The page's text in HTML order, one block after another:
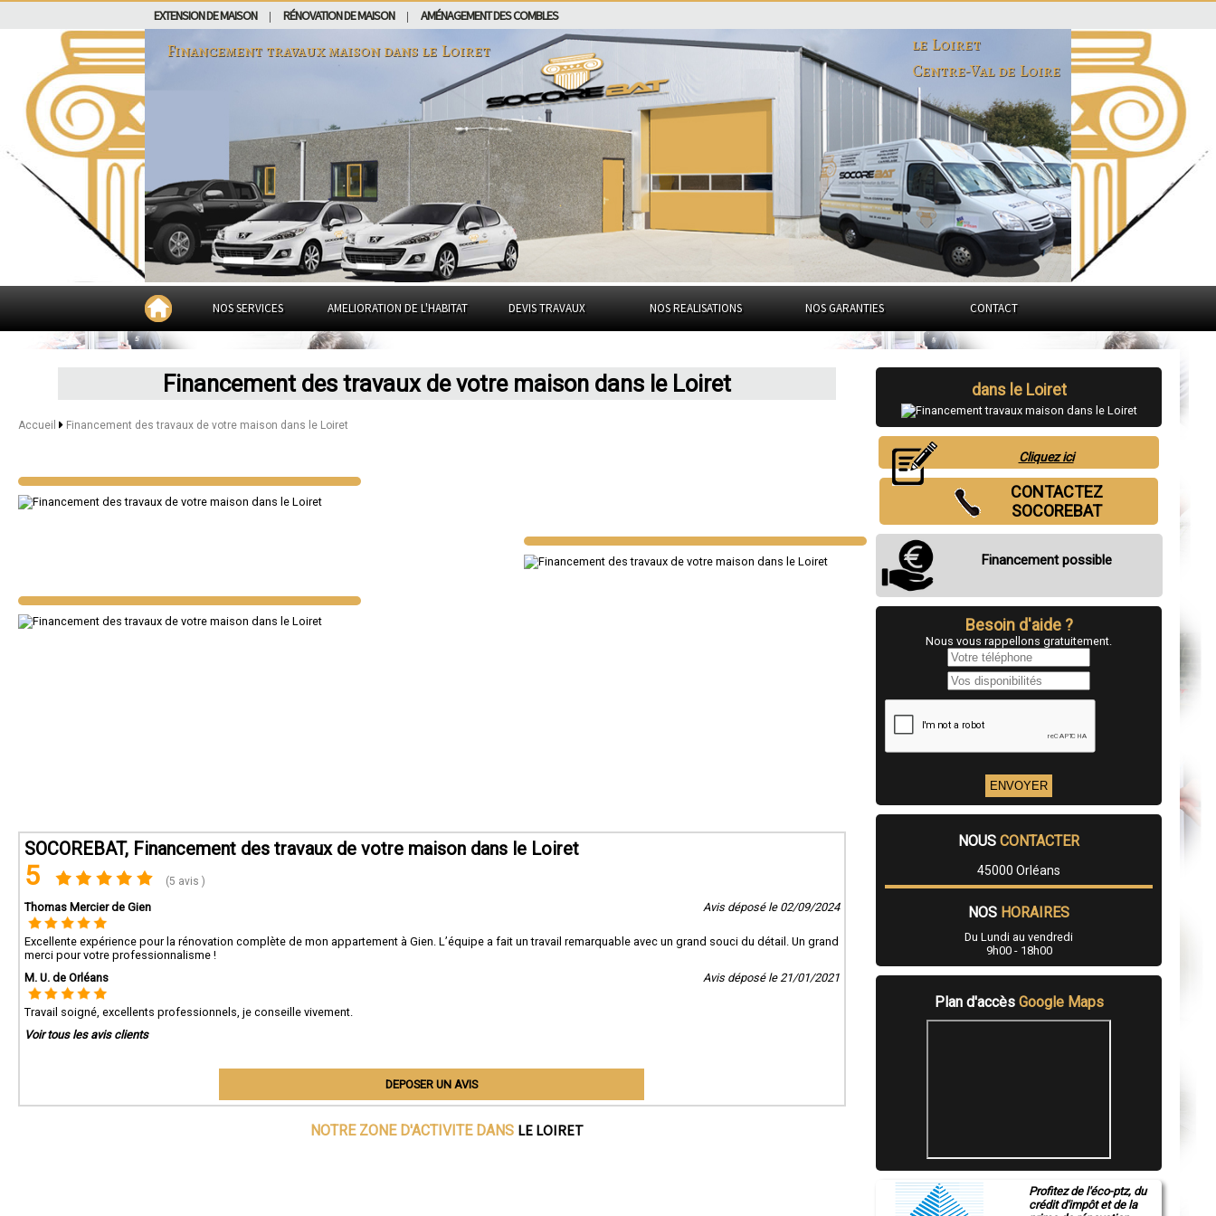
EXTENSION DE MAISON RÉNOVATION DE MAISON AMÉNAGEMENT DES COMBLES
Financement travaux maison dans le Loiret
le Loiret
Centre-Val de Loire
NOS SERVICES AMELIORATION DE L'HABITAT DEVIS TRAVAUX NOS REALISATIONS NOS GARANTIES CONTACT
Financement des travaux de votre maison dans le Loiret
Accueil Financement des travaux de votre maison dans le Loiret
SOCOREBAT, Financement des travaux de votre maison dans le Loiret
5 (5 avis )
Thomas Mercier de Gien Avis déposé le 02/09/2024
Excellente expérience pour la rénovation complète de mon appartement à Gien. L’équipe a fait un travail remarquable avec un grand souci du détail. Un grand
merci pour votre professionnalisme !
M. U. de Orléans
Avis déposé le 21/01/2021
Travail soigné, excellents professionnels, je conseille vivement.
Voir tous les avis clients
DEPOSER UN AVIS
NOTRE ZONE D'ACTIVITE DANS LE LOIRET
dans le Loiret
Cliquez ici
CONTACTEZ
SOCOREBAT
Financement possible
Besoin d'aide ?
Nous vous rappellons gratuitement.
NOUS CONTACTER
45000 Orléans
NOS HORAIRES
Du Lundi au vendredi
9h00 - 18h00
Plan d'accès Google Maps
Profitez de l'éco-ptz, du
crédit d'impôt et de la